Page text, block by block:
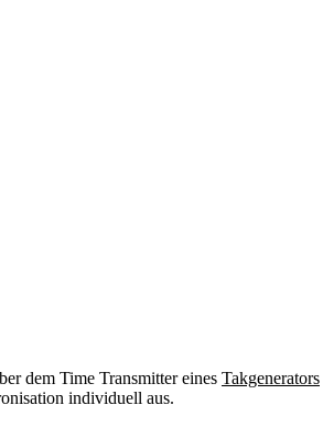
dem Time Transmitter eines Takgenerators
individuell aus.